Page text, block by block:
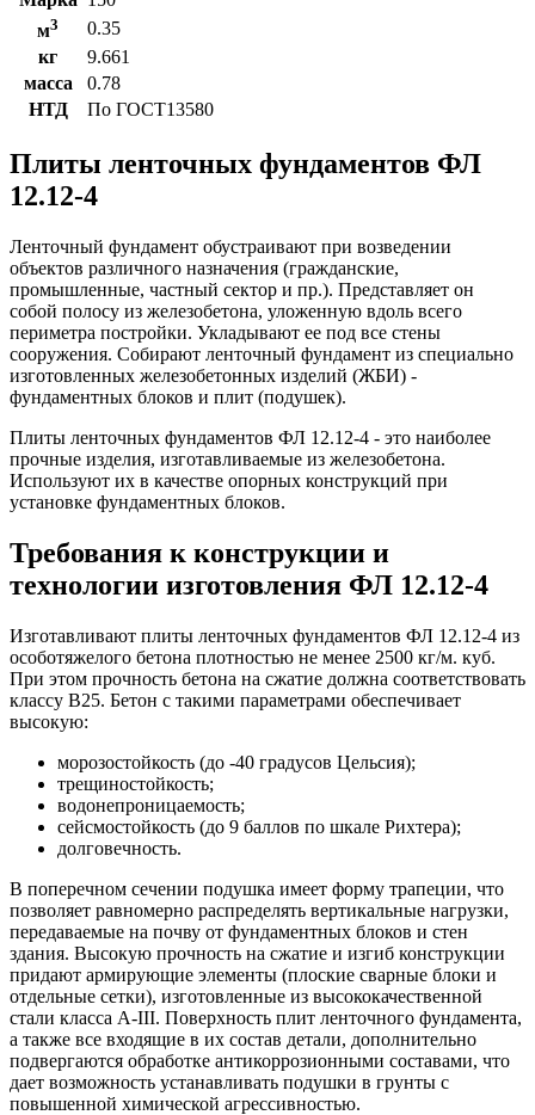
м3
0.35
кг
9.661
масса
0.78
НТД
По ГОСТ13580
Плиты ленточных фундаментов ФЛ
12.12-4
Ленточный фундамент обустраивают при возведении
объектов различного назначения (гражданские,
промышленные, частный сектор и пр.). Представляет он
собой полосу из железобетона, уложенную вдоль всего
периметра постройки. Укладывают ее под все стены
сооружения. Собирают ленточный фундамент из специально
изготовленных железобетонных изделий (ЖБИ) -
фундаментных блоков и плит (подушек).
Плиты ленточных фундаментов ФЛ 12.12-4 - это наиболее
прочные изделия, изготавливаемые из железобетона.
Используют их в качестве опорных конструкций при
установке фундаментных блоков.
Требования к конструкции и
технологии изготовления ФЛ 12.12-4
Изготавливают плиты ленточных фундаментов ФЛ 12.12-4 из
особотяжелого бетона плотностью не менее 2500 кг/м. куб.
При этом прочность бетона на сжатие должна соответствовать
классу В25. Бетон с такими параметрами обеспечивает
высокую:
морозостойкость (до -40 градусов Цельсия);
трещиностойкость;
водонепроницаемость;
сейсмостойкость (до 9 баллов по шкале Рихтера);
долговечность.
В поперечном сечении подушка имеет форму трапеции, что
позволяет равномерно распределять вертикальные нагрузки,
передаваемые на почву от фундаментных блоков и стен
здания. Высокую прочность на сжатие и изгиб конструкции
придают армирующие элементы (плоские сварные блоки и
отдельные сетки), изготовленные из высококачественной
стали класса А-III. Поверхность плит ленточного фундамента,
а также все входящие в их состав детали, дополнительно
подвергаются обработке антикоррозионными составами, что
дает возможность устанавливать подушки в грунты с
повышенной химической агрессивностью.